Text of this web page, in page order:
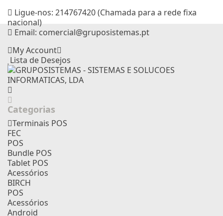
Ligue-nos: 214767420 (Chamada para a rede fixa
nacional)
Email: comercial@gruposistemas.pt
My Account
Lista de Desejos
Categorias
Terminais POS
FEC
POS
Bundle POS
Tablet POS
Acessórios
BIRCH
POS
Acessórios
Android